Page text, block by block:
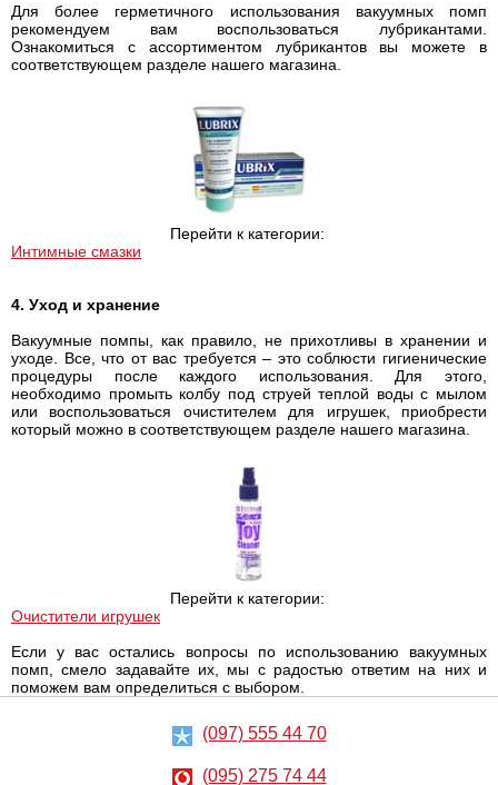
Для более герметичного использования вакуумных помп
рекомендуем вам воспользоваться лубрикантами.
Ознакомиться с ассортиментом лубрикантов вы можете в
соответствующем разделе нашего магазина.
Перейти к категории:
Интимные смазки
4. Уход и хранение
Вакуумные помпы, как правило, не прихотливы в хранении и
уходе. Все, что от вас требуется – это соблюсти гигиенические
процедуры после каждого использования. Для этого,
необходимо промыть колбу под струей теплой воды с мылом
или воспользоваться очистителем для игрушек, приобрести
который можно в соответствующем разделе нашего магазина.
Перейти к категории:
Очистители игрушек
Если у вас остались вопросы по использованию вакуумных
помп, смело задавайте их, мы с радостью ответим на них и
поможем вам определиться с выбором.
(097) 555 44 70
(095) 275 74 44